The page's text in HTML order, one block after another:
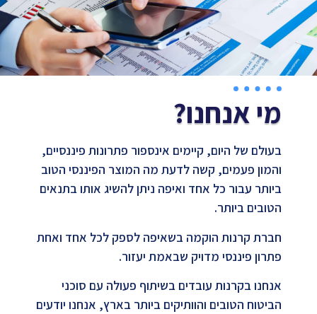
מי אנחנו?
בעולם של היום, קיימים אינספור פתרונות פיננסיים,
והמון פעמים, קשה לדעת מה המוצר הפיננסי הטוב
ביותר עבור כל אחד ואיפה ניתן להשיג אותו בתנאים
הטובים ביותר.
חברת קרנות הוקמה בשאיפה לספק לכל אחד ואחת
פתרון פיננסי מדויק שבאמת יעזור.
אנחנו בקרנות עובדים בשיתוף פעולה עם סוכני
הביטוח הטובים והוותיקים ביותר בארץ, אנחנו יודעים